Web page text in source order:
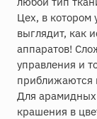
Цех, в котором
выглядит, как
аппаратов!
управления и
приближаются
Для арамидных
крашения в